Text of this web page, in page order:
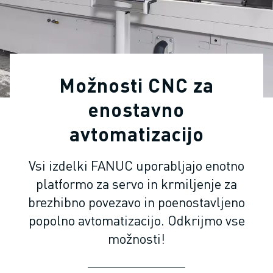
INDUSTRIJSKI ROBOTI
SODELUJOČI ROBOTI
KRMILNIKI ROBOTOV
DODATKI ZA ROBOTE
PROGRAMSKA OPREMA ROBOTOV
PROGRAMSKA OPREMA ZA SIMULACIJO
IZDELKI ZA IZOBRAŽEVALNO ROBOTIKO
AVTOMATIZACIJA ROBOTOV
ČLENKASTI ROBOTI
SERIJA ARC MATE
SERIJA M-900
ROBOTI ZA HRANO IN ČISTE PROSTORE
Možnosti CNC za
enostavno
avtomatizacijo
Vsi izdelki FANUC uporabljajo enotno
platformo za servo in krmiljenje za
brezhibno povezavo in poenostavljeno
popolno avtomatizacijo. Odkrijmo vse
možnosti!